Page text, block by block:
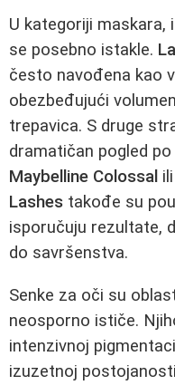
U kategoriji maskara,
se posebno istakle.
često navođena kao
obezbeđujući
trepavica. S druge
dramatičan pogled
Maybelline Colossal ili
Lashes takođe su
isporučuju rezultate,
do savršenstva.
Senke za oči su
neosporno ističe.
intenzivnoj
izuzetnoj